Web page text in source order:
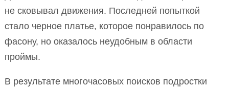
не сковывал движения. Последней попыткой
стало черное платье, которое понравилось по
фасону, но оказалось неудобным в области
проймы.
В результате многочасовых поисков подростки